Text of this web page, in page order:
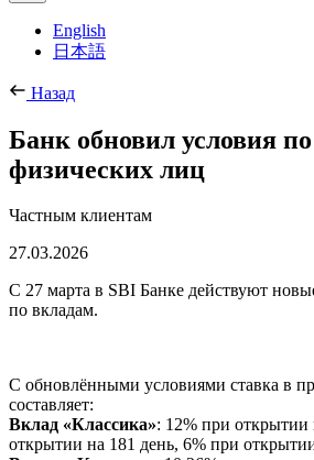
English
日本語
Назад
Банк обновил условия
физических лиц
Частным клиентам
27.03.2026
С 27 марта в SBI Банке действуют
по вкладам.
С обновлёнными условиями ставка в
составляет:
Вклад «Классика»: 12% при открытии
открытии на 181 день, 6% при